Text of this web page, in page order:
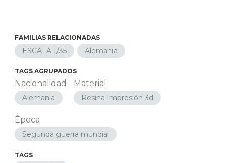
FAMILIAS RELACIONADAS
ESCALA 1/35 Alemania
TAGS AGRUPADOS
Nacionalidad
Alemania
Material
Resina Impresión 3d
Época
Segunda guerra mundial
TAGS